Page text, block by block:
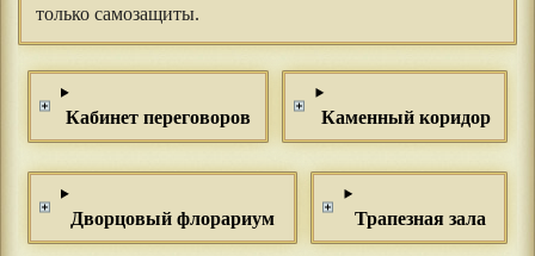
только самозащиты.
Кабинет переговоров Каменный коридор
Дворцовый флорариум Трапезная зала